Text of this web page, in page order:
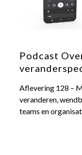
Podcast
Aflevering 128 –
veranderen,
teams en